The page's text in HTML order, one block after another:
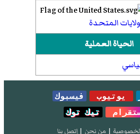
المتحدة
الحياة العملية
يوتيوب
فيسبوك
تيك توك
| من نحن | إتصل بنا